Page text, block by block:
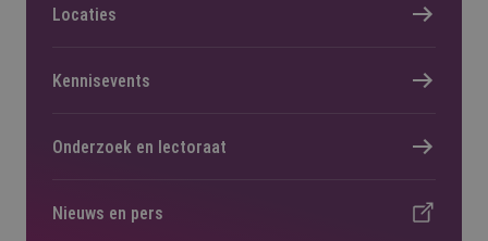
Locaties
Kennisevents
Onderzoek en lectoraat
Nieuws en pers